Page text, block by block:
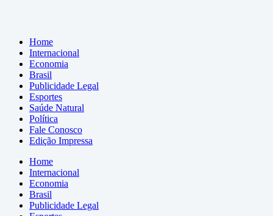
Home
Internacional
Economia
Brasil
Publicidade Legal
Esportes
Saúde Natural
Política
Fale Conosco
Edição Impressa
Home
Internacional
Economia
Brasil
Publicidade Legal